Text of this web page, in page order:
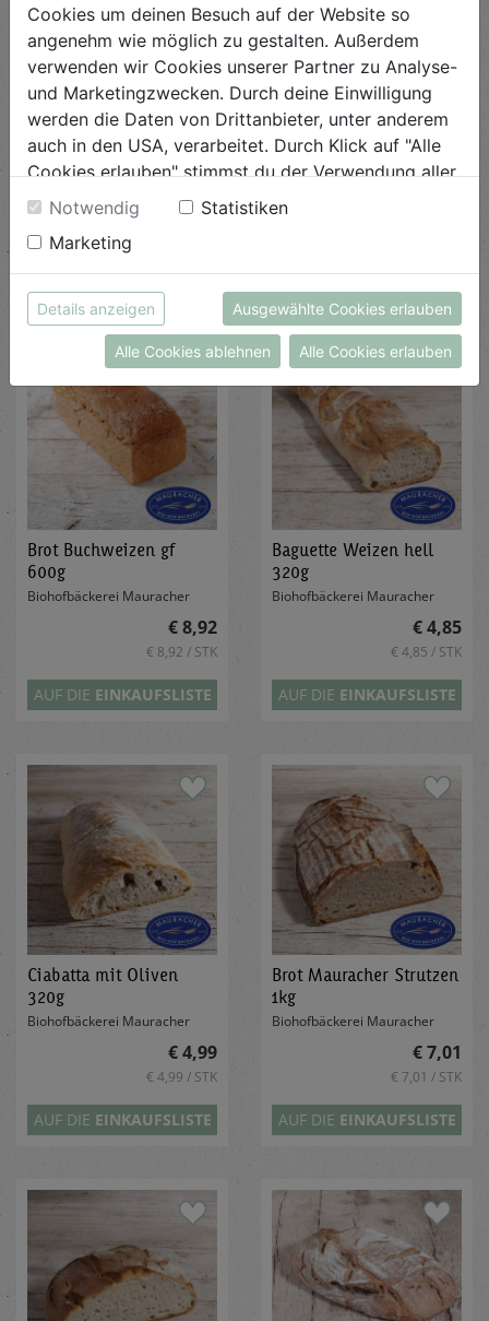
Brot vital Hafer 550g
Biohofbäckerei Mauracher
€ 6,00
AUF DIEEINKAUFSLISTE
Gewürzbrot 600g
Biohofbäckerei Mauracher
AUF DIEEINKAUFSLISTE
Brot Buchweizen gf
600g
Biohofbäckerei Mauracher
€ 8,92
€ 8,92 / STK
AUF DIE EINKAUFSLISTE
Baguette Weizen hell
320g
Biohofbäckerei Mauracher
€ 4,85
€ 4,85 / STK
AUF DIE EINKAUFSLISTE
Ciabatta mit Oliven
320g
Biohofbäckerei Mauracher
€ 4,99
€ 4,99 / STK
AUF DIE EINKAUFSLISTE
Brot Mauracher Strutzen
1kg
Biohofbäckerei Mauracher
€ 7,01
€ 7,01 / STK
AUF DIE EINKAUFSLISTE
Cookies um deinen Besuch auf der Website so
angenehm wie möglich zu gestalten. Außerdem
verwenden wir Cookies unserer Partner zu Analyse-
und Marketingzwecken. Durch deine Einwilligung
werden die Daten von Drittanbieter, unter anderem
auch in den USA, verarbeitet. Durch Klick auf "Alle
Cookies erlauben" stimmst du der Verwendung aller
Cookies zu. Unter "Details anzeigen" findest du alle
Infos zu den unterschiedlichen Cookies, du kannst
auch entscheiden, welche Cookies du erlauben
möchtest.
Weitere Informationen findest du in unserer
Datenschutzerklärung
bzw. imImpressum
Notwendig
Statistiken
Marketing
Details anzeigen Ausgewählte Cookies erlauben
Alle Cookies ablehnen Alle Cookies erlauben